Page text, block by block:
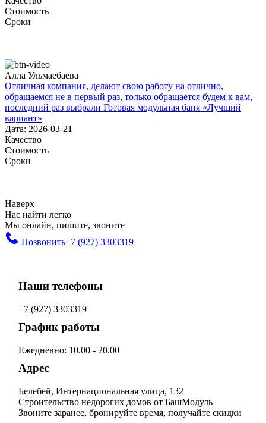
Стоимость
Сроки
Алла Ульмаебаева
Отличная компания, делают свою работу на отлично,
обращаемся не в первый раз, только обращается будем к вам,
последний раз выбрали Готовая модульная баня «Лучший
вариант»
Дата: 2026-03-21
Качество
Стоимость
Сроки
Наверх
Нас найти легко
Мы онлайн, пишите, звоните
Позвонить+7 (927) 3303319
Наши телефоны
+7 (927) 3303319
График работы
Ежедневно: 10.00 - 20.00
Адрес
Белебей, Интернациональная улица, 132
Строительство недорогих домов от БашМодуль
Звоните заранее, бронируйте время, получайте скидки